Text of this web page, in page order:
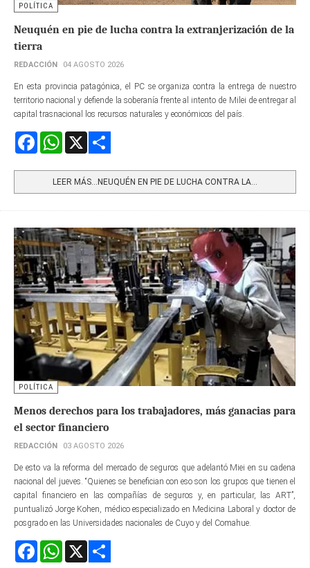
POLÍTICA
Neuquén en pie de lucha contra la extranjerización de la
tierra
REDACCIÓN 04 AGOSTO 2026
En esta provincia patagónica, el PC se organiza contra la entrega de nuestro
territorio nacional y defiende la soberanía frente al intento de Milei de entregar al
capital trasnacional los recursos naturales y económicos del país.
FacebookWhatsApp
LEER MÁS…NEUQUÉN EN PIE DE LUCHA CONTRA LA...
POLÍTICA
Menos derechos para los trabajadores, más ganacias para
el sector financiero
REDACCIÓN 03 AGOSTO 2026
De esto va la reforma del mercado de seguros que adelantó Miei en su cadena
nacional del jueves. “Quienes se benefician con eso son los grupos que tienen el
capital financiero en las compañías de seguros y, en particular, las ART”,
puntualizó Jorge Kohen, médico especializado en Medicina Laboral y doctor de
posgrado en las Universidades nacionales de Cuyo y del Comahue.
FacebookWhatsApp